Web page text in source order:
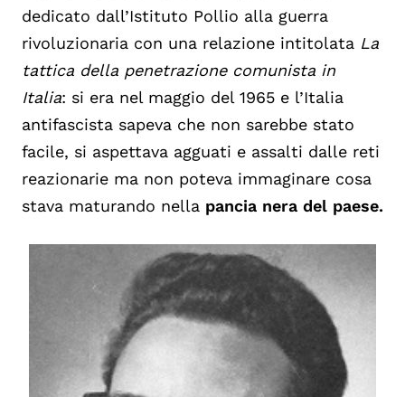
dedicato dall’Istituto Pollio alla guerra
rivoluzionaria con una relazione intitolata La
tattica della penetrazione comunista in
Italia: si era nel maggio del 1965 e l’Italia
antifascista sapeva che non sarebbe stato
facile, si aspettava agguati e assalti dalle reti
reazionarie ma non poteva immaginare cosa
stava maturando nella pancia nera del paese.